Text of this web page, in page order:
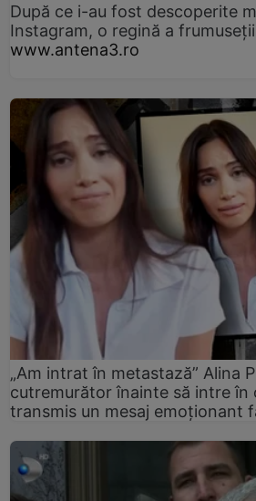
După ce i-au fost descoperite
Instagram, o regină a
www.antena3.ro
„Am intrat în metastază” Alina
cutremurător înainte să intre în
transmis un mesaj emoționant